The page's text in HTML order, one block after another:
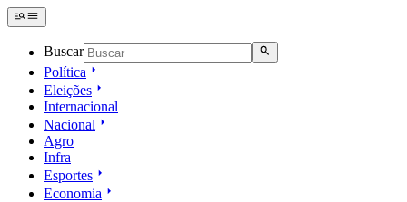
Buscar
Política
Eleições
Internacional
Nacional
Agro
Infra
Esportes
Economia